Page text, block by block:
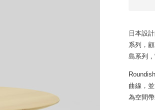
日本設
系列，
島系列
曲線，
為空間